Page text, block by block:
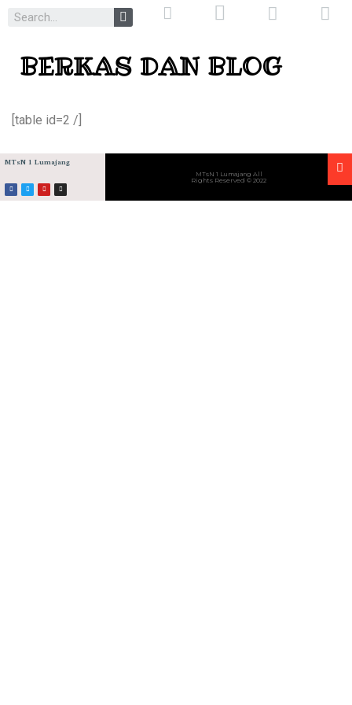
BERKAS DAN BLOG
[table id=2 /]
MTsN 1 Lumajang
MTsN 1 Lumajang All
Rights Reserved © 2022